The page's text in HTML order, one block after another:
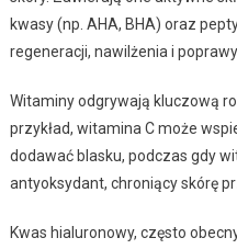
kwasy (np. AHA, BHA) oraz
regeneracji, nawilżenia i
Witaminy odgrywają kluczową
przykład, witamina C może
dodawać blasku, podczas gdy
antyoksydant, chroniący skórę
Kwas hialuronowy, często